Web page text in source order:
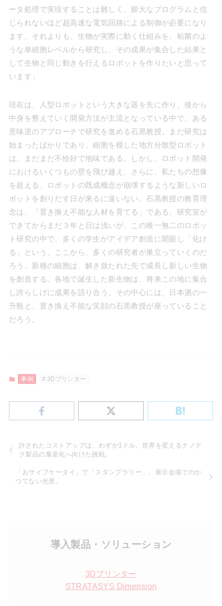
ータ処理で実現することは難しく、膨大なプログラムと信
じられないほど超高速な電気回路による制御が必要になり
ます。それよりも、生物が実際に動く仕組みを、粘菌のよ
うな単細胞レベルから研究し、その成果が集合した結果と
して生物と同じ動きを行えるロボットを作りたいと思って
います」
現在は、人型ロボットという大きな器を先に作り、後から
中身を整えていく開発方法が主流となっている中で、ある
意味逆のアプローチで研究を進める石黒教授。まだ研究は
始まったばかりであり、細胞を模した地方分散型ロボット
は、まだまだ不恰好で地味である。しかし、ロボット開発
におけるいくつもの壁を飛び越え、さらに、私たちの想像
を超える、ロボットの既成概念が崩壊するような新しいロ
ボットを創りだす日が来るに違いない。石黒教授の教育理
念は、「置き換え不能な人材を育てる」である。研究室が
できてからまだ３年と日は浅いが、この唯一無二のロボッ
ト研究の中で、多くの学生がアイデア創造に開眼し「化け
る」という。ここから、多くの研究者が巣立っていくのだ
ろう。新種の細胞は、解き放たれた先で成長し新しい生物
を創造する。各地で誕生した新生物は、将来この地に集合
し誇らしげに成果を語り合う。その中心には、日本酒の一
升瓶と、置き換え不能な笑顔の石黒教授が座っていること
だろう。
事例 3Dプリンター
許されたコストアップは、わずか1ドル。世界を変えるナノテ
ク製品の量産化へ向けた挑戦。
「おサイフケータイ」で「スタンプラリー」。展示会場でのか
つてない光景。
導入製品・ソリューション
3Dプリンター
STRATASYS Dimension